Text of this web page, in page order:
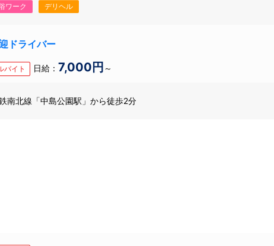
ワーク デリヘル
ドライバー
バイト 日給： 7,000円 ～
南北線「中島公園駅」から徒歩2分